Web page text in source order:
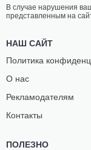
В случае нарушения
представленным на
НАШ САЙТ
Политика
О нас
Рекламодателям
Контакты
ПОЛЕЗНО